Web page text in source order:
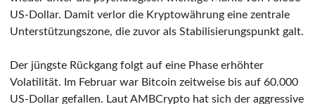
US-Dollar. Damit verlor die Kryptowährung eine zentrale
Unterstützungszone, die zuvor als Stabilisierungspunkt galt.
Der jüngste Rückgang folgt auf eine Phase erhöhter
Volatilität. Im Februar war Bitcoin zeitweise bis auf 60.000
US-Dollar gefallen. Laut AMBCrypto hat sich der aggressive